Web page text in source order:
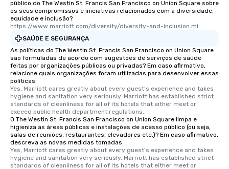
público do The Westin St. Francis San Francisco on Union Square sobre
os seus compromissos e iniciativas relacionados com a diversidade,
equidade e inclusão?
https://www.marriott.com/diversity/diversity-and-inclusion.mi
SAÚDE E SEGURANÇA
As políticas do The Westin St. Francis San Francisco on Union Square
são formuladas de acordo com sugestões de serviços de saúde
feitas por organizações públicas ou privadas? Em caso afirmativo,
relacione quais organizações foram utilizadas para desenvolver essas
políticas:
Yes, Marriott cares greatly about every guest's experience and takes
hygiene and sanitation very seriously. Marriott has established strict
standards of cleanliness for all of its hotels that either meet or
exceed public health department regulations.
O The Westin St. Francis San Francisco on Union Square limpa e
higieniza as áreas públicas e instalações de acesso público (ou seja,
salas de reuniões, restaurantes, elevadores etc.)? Em caso afirmativo,
descreva as novas medidas tomadas.
Yes, Marriott cares greatly about every guest's experience and takes
hygiene and sanitation very seriously. Marriott has established strict
standards of cleanliness for all of its hotels that either meet or